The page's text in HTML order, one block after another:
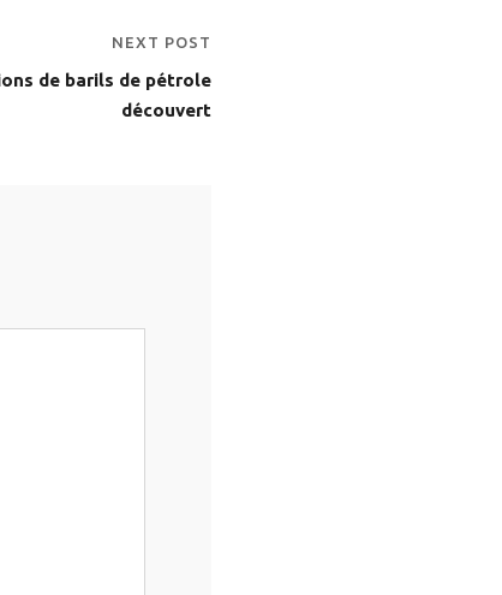
NEXT POST
de barils de pétrole
découvert